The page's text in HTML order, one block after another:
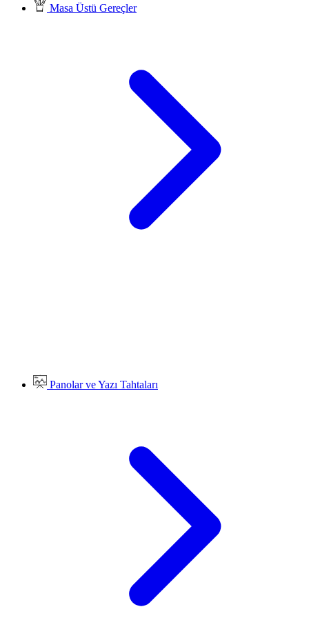
Masa Üstü Gereçler
Panolar ve Yazı Tahtaları